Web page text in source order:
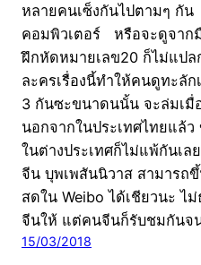
หลายคนเซ็งกันไปตามๆ กั
คอมพิวเตอร์ หรือจะดูจา
ฝึกหัดหมายเลข20 ก็ไม่แปล
ละครเรื่องนี้ทำให้คนดูทะลัก
3 กันซะขนาดนนั้น จะล่มเมื่
นอกจากในประเทศไทยแล้ว
ในต่างประเทศก็ไม่แพ้กันเ
จีน บุพเพสันนิวาส สามารถ
สดใน Weibo ได้เชียวนะ
จีนให้ แต่คนจีนก็รับชมกันจ
15/03/2018